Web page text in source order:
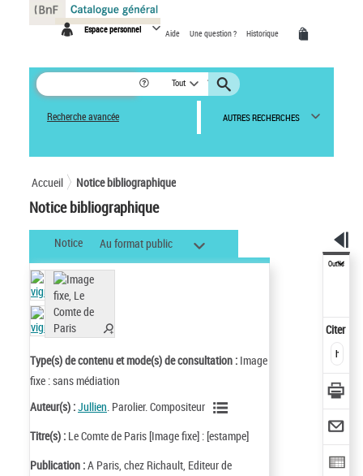
Espace personnel Aide Une question ? Historique
Tout
Recherche avancée AUTRES RECHERCHES
Accueil Notice bibliographique
Notice bibliographique
Notice Au format public
Type(s) de contenu et mode(s) de consultation : Image
fixe : sans médiation
Auteur(s) :Jullien . Parolier. Compositeur
Titre(s) : Le Comte de Paris [Image fixe] : [estampe]
Publication :A Paris, chez Richault, Editeur de
Outils
Citer
Panneau de gestion des cookies